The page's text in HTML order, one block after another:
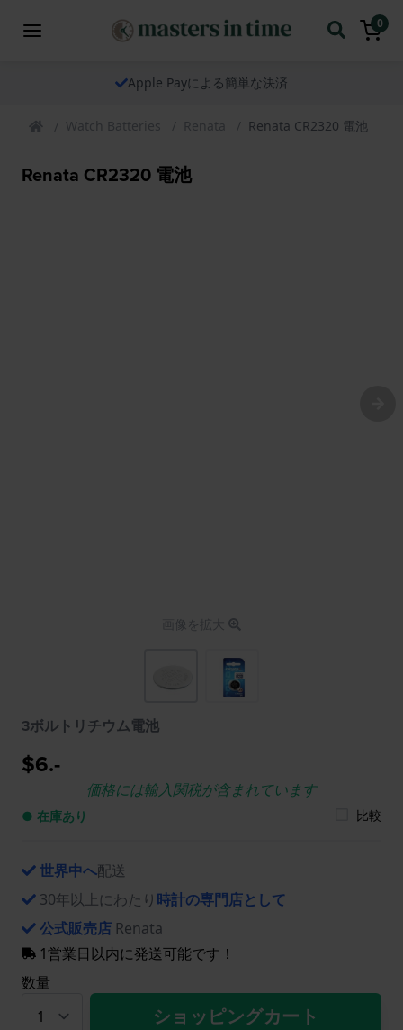
0
Apple Payによる簡単な決済
Watch Batteries Renata Renata CR2320 電池
Renata CR2320 電池
画像を拡大
3ボルトリチウム電池
$6.-
価格には輸入関税が含まれています
● 在庫あり 比較
世界中へ配送
30年以上にわたり 時計の専門店として
公式販売店 Renata
1営業日以内に発送可能です！
数量
ショッピングカート